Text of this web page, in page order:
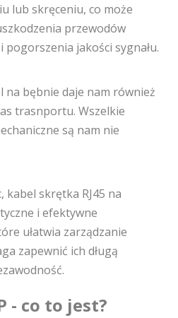
lub skręceniu, co może
przewodów
pogorszenia jakości sygnału.
na bębnie daje nam również
trasnportu. Wszelkie
są nam nie
kabel skrętka RJ45 na
i efektywne
ułatwia zarządzanie
zapewnić ich długą
- co to jest?